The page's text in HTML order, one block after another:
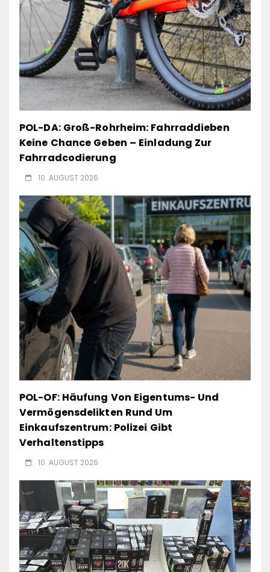
POL-DA: Groß-Rohrheim: Fahrraddieben
Keine Chance Geben – Einladung Zur
Fahrradcodierung
10. AUGUST 2026
POL-OF: Häufung Von Eigentums- Und
Vermögensdelikten Rund Um
Einkaufszentrum: Polizei Gibt
Verhaltenstipps
10. AUGUST 2026